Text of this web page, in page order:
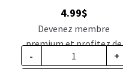
4.99$
Devenez membre
premium et profitez de
ce prix rabais : 4.12$ CA
- +